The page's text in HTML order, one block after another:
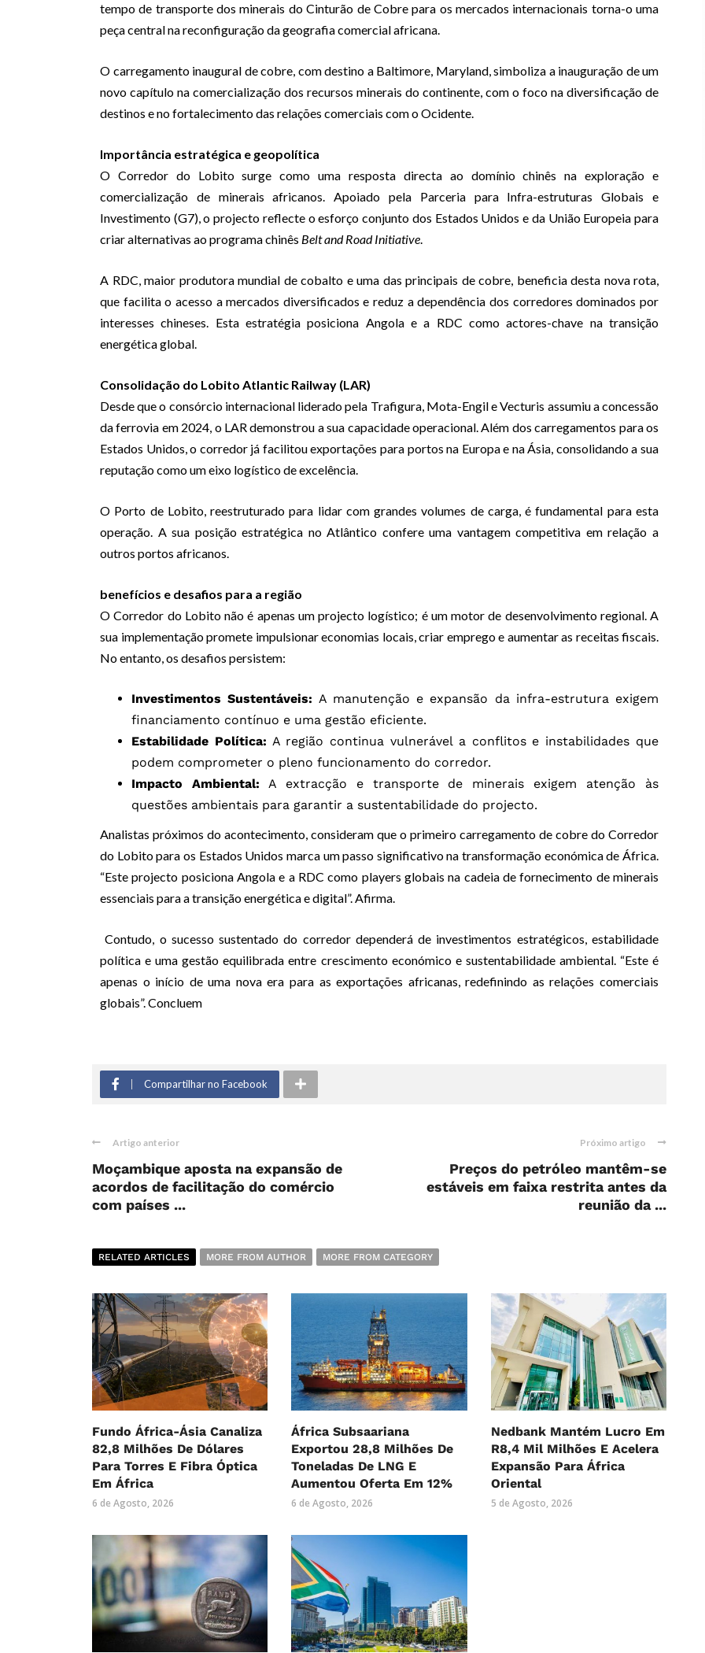
tempo de transporte dos minerais do Cinturão de Cobre para os mercados internacionais torna-o uma
peça central na reconfiguração da geografia comercial africana.
O carregamento inaugural de cobre, com destino a Baltimore, Maryland, simboliza a inauguração de um
novo capítulo na comercialização dos recursos minerais do continente, com o foco na diversificação de
destinos e no fortalecimento das relações comerciais com o Ocidente.
Importância estratégica e geopolítica
O Corredor do Lobito surge como uma resposta directa ao domínio chinês na exploração e
comercialização de minerais africanos. Apoiado pela Parceria para Infra-estruturas Globais e
Investimento (G7), o projecto reflecte o esforço conjunto dos Estados Unidos e da União Europeia para
criar alternativas ao programa chinês Belt and Road Initiative.
A RDC, maior produtora mundial de cobalto e uma das principais de cobre, beneficia desta nova rota,
que facilita o acesso a mercados diversificados e reduz a dependência dos corredores dominados por
interesses chineses. Esta estratégia posiciona Angola e a RDC como actores-chave na transição
energética global.
Consolidação do Lobito Atlantic Railway (LAR)
Desde que o consórcio internacional liderado pela Trafigura, Mota-Engil e Vecturis assumiu a concessão
da ferrovia em 2024, o LAR demonstrou a sua capacidade operacional. Além dos carregamentos para os
Estados Unidos, o corredor já facilitou exportações para portos na Europa e na Ásia, consolidando a sua
reputação como um eixo logístico de excelência.
O Porto de Lobito, reestruturado para lidar com grandes volumes de carga, é fundamental para esta
operação. A sua posição estratégica no Atlântico confere uma vantagem competitiva em relação a
outros portos africanos.
benefícios e desafios para a região
O Corredor do Lobito não é apenas um projecto logístico; é um motor de desenvolvimento regional. A
sua implementação promete impulsionar economias locais, criar emprego e aumentar as receitas fiscais.
No entanto, os desafios persistem:
Investimentos Sustentáveis: A manutenção e expansão da infra-estrutura exigem
financiamento contínuo e uma gestão eficiente.
Estabilidade Política: A região continua vulnerável a conflitos e instabilidades que
podem comprometer o pleno funcionamento do corredor.
Impacto Ambiental: A extracção e transporte de minerais exigem atenção às
questões ambientais para garantir a sustentabilidade do projecto.
Analistas próximos do acontecimento, consideram que o primeiro carregamento de cobre do Corredor
do Lobito para os Estados Unidos marca um passo significativo na transformação económica de África.
“Este projecto posiciona Angola e a RDC como players globais na cadeia de fornecimento de minerais
essenciais para a transição energética e digital”. Afirma.
Contudo, o sucesso sustentado do corredor dependerá de investimentos estratégicos, estabilidade
política e uma gestão equilibrada entre crescimento económico e sustentabilidade ambiental. “Este é
apenas o início de uma nova era para as exportações africanas, redefinindo as relações comerciais
globais”. Concluem
Compartilhar no Facebook
Artigo anterior
Moçambique aposta na expansão de
acordos de facilitação do comércio
com países ...
Próximo artigo
Preços do petróleo mantêm-se
estáveis em faixa restrita antes da
reunião da ...
RELATED ARTICLES MORE FROM AUTHOR MORE FROM CATEGORY
Fundo África-Ásia Canaliza
82,8 Milhões De Dólares
Para Torres E Fibra Óptica
Em África
6 de Agosto, 2026
África Subsaariana
Exportou 28,8 Milhões De
Toneladas De LNG E
Aumentou Oferta Em 12%
6 de Agosto, 2026
Nedbank Mantém Lucro Em
R8,4 Mil Milhões E Acelera
Expansão Para África
Oriental
5 de Agosto, 2026